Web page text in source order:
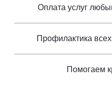
Оплата услуг
Профилактика
Помогаем